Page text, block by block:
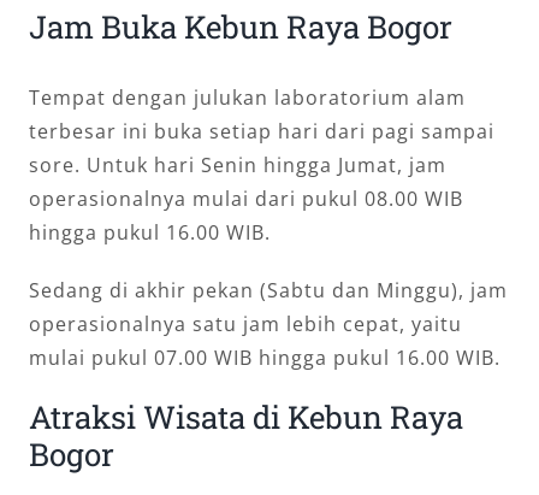
Jam Buka Kebun Raya Bogor
Tempat dengan julukan laboratorium alam
terbesar ini buka setiap hari dari pagi sampai
sore. Untuk hari Senin hingga Jumat, jam
operasionalnya mulai dari pukul 08.00 WIB
hingga pukul 16.00 WIB.
Sedang di akhir pekan (Sabtu dan Minggu), jam
operasionalnya satu jam lebih cepat, yaitu
mulai pukul 07.00 WIB hingga pukul 16.00 WIB.
Atraksi Wisata di Kebun Raya
Bogor